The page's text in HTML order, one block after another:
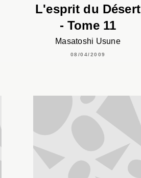
L'esprit du Désert
- Tome 11
Masatoshi Usune
08/04/2009